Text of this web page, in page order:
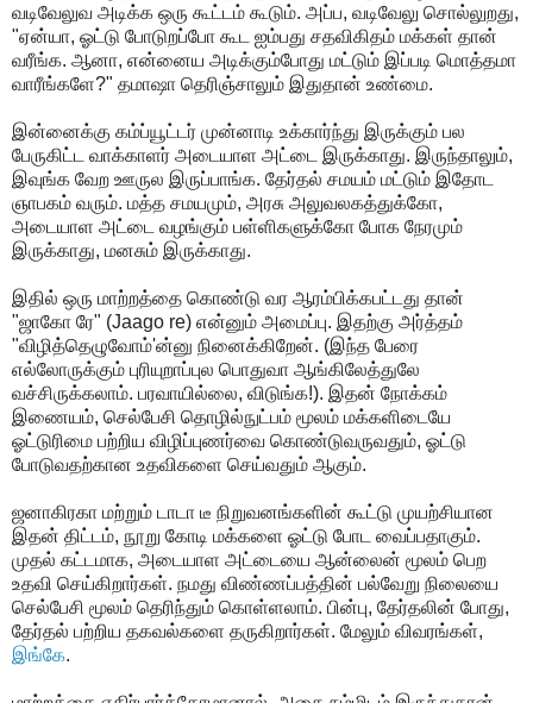
வடிவேலுவ அடிக்க ஒரு கூட்டம் கூடும். அப்ப, வடிவேலு சொல்லுறது,
"ஏன்யா, ஓட்டு போடுறப்போ கூட ஐம்பது சதவிகிதம் மக்கள் தான்
வரீங்க. ஆனா, என்னைய அடிக்கும்போது மட்டும் இப்படி மொத்தமா
வாரீங்களே?" தமாஷா தெரிஞ்சாலும் இதுதான் உண்மை.
இன்னைக்கு கம்ப்யூட்டர் முன்னாடி உக்கார்ந்து இருக்கும் பல
பேருகிட்ட வாக்காளர் அடையாள அட்டை இருக்காது. இருந்தாலும்,
இவுங்க வேற ஊருல இருப்பாங்க. தேர்தல் சமயம் மட்டும் இதோட
ஞாபகம் வரும். மத்த சமயமும், அரசு அலுவலகத்துக்கோ,
அடையாள அட்டை வழங்கும் பள்ளிகளுக்கோ போக நேரமும்
இருக்காது, மனசும் இருக்காது.
இதில் ஒரு மாற்றத்தை கொண்டு வர ஆரம்பிக்கபட்டது தான்
"ஜாகோ ரே" (Jaago re) என்னும் அமைப்பு. இதற்கு அர்த்தம்
"விழித்தெழுவோம்'ன்னு நினைக்கிறேன். (இந்த பேரை
எல்லோருக்கும் புரியுறாப்புல பொதுவா ஆங்கிலேத்துலே
வச்சிருக்கலாம். பரவாயில்லை, விடுங்க!). இதன் நோக்கம்
இணையம், செல்பேசி தொழில்நுட்பம் மூலம் மக்களிடையே
ஓட்டுரிமை பற்றிய விழிப்புணர்வை கொண்டுவருவதும், ஓட்டு
போடுவதற்கான உதவிகளை செய்வதும் ஆகும்.
ஜனாகிரகா மற்றும் டாடா டீ நிறுவனங்களின் கூட்டு முயற்சியான
இதன் திட்டம், நூறு கோடி மக்களை ஓட்டு போட வைப்பதாகும்.
முதல் கட்டமாக, அடையாள அட்டையை ஆன்லைன் மூலம் பெற
உதவி செய்கிறார்கள். நமது விண்ணப்பத்தின் பல்வேறு நிலையை
செல்பேசி மூலம் தெரிந்தும் கொள்ளலாம். பின்பு, தேர்தலின் போது,
தேர்தல் பற்றிய தகவல்களை தருகிறார்கள். மேலும் விவரங்கள்,
இங்கே.